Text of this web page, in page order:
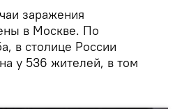
заражения
в Москве. По
в столице России
у 536 жителей, в том